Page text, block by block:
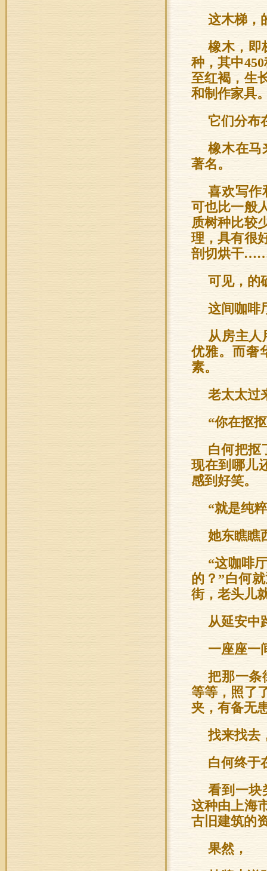
这木梯，
橡木，即
种，其中
至红褐，生
和制作家具
它们分布
橡木在马
著名。
喜欢写作
可也比一般
质树种比较
理，具有很
剖切烘干
可见，的
这间咖啡
从房主人
优雅。而奢
素。
老太太过
“你在抠
白何把抠
现在到哪儿
感到好笑。
“就是纯
她东瞧瞧
“这咖啡
的？”白何
街，老头儿
从延安中
一座座一
把那一条
等等，照了
夹，有备无
找来找去
白何终于
看到一块
这种由上海
古旧建筑的
果然，